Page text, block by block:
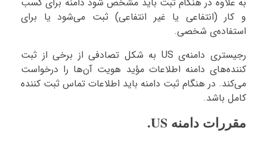
و کار (انتفاعی یا غیر انتفاعی) ثبت می‌شود یا برای
استفاده‌ی شخصی.
رجیستری دامنه‌ی US به شکل تصادفی از برخی از ثبت
کننده‌های دامنه اطلاعات مؤید هویت آن‌ها را درخواست
می‌کند. در هنگام ثبت دامنه باید اطلاعات تماس ثبت کننده
کامل باشد.
مقررات دامنه US.